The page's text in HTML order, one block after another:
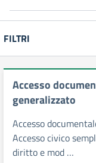
FILTRI
Risultati
Accesso
generalizzato
Accesso
Accesso civico
diritto e mod …